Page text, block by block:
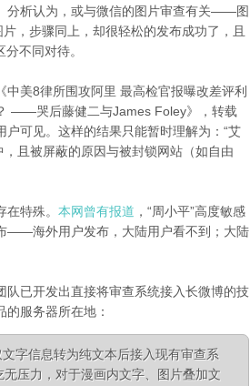
分析认为，或与微信的图片审查有关——图
，步骤同上，却很轻松的发布成功了，且
不同对待。
美8律所围攻阿里 最高检官报曝改差评利
——哭后藤健二与James Foley》，转载
可见。这样的结果只能暂时理解为：“艾
，且被屏蔽的原因与被封锁网站（如自由
特殊。 本网曾有报道 ，“周小平”高度敏感
——海外用户发布，大陆用户看不到；大陆
已开发出直接将审查系统接入长微博的技
服务器所在地：
字信息转为纯文本后接入现有审查系
压力，对于漫画内文字、图片叠加文